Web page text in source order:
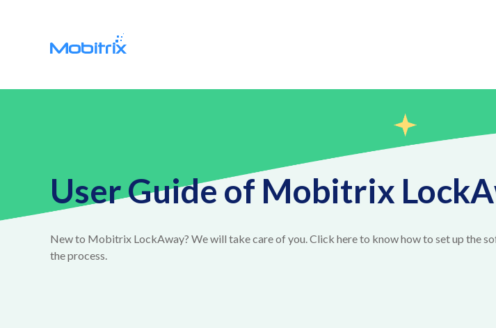
User Guide of Mobitrix
New to Mobitrix LockAway? We will take care of you. Click here to know how to set up the
the process.